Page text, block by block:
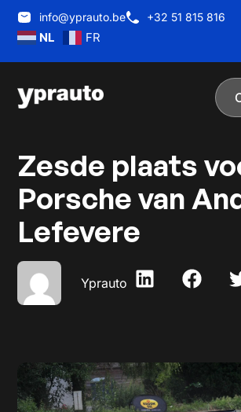
info@yprauto.be +32 51 815 816
NL FR
Zesde plaats
Porsche van
Lefevere
Yprauto